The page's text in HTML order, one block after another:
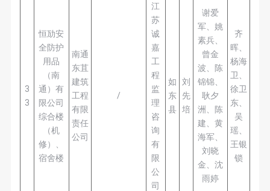
3
3
恒劢安
全防护
用品
（南
通）有
限公司
综合楼
（机
修）、
宿舍楼
南通
东苴
建筑
工程
有限
责任
公司
/
江
苏
诚
嘉
工
程
监
理
咨
询
有
限
公
司
如
东
县
刘
先
培
谢爱
军、姚
素兵、
曾金
波、陈
锦锦、
耿夕
洲、陈
建、黄
海军、
刘晓
金、沈
雨婷
齐
晖、
杨海
卫、
徐卫
东、
吴
瑶、
王银
锁